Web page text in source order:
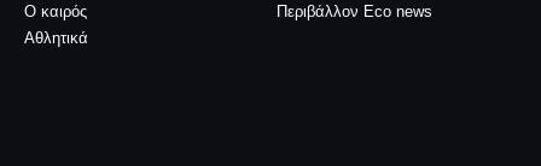
Ο καιρός
Περιβάλλον Eco news
Αθλητικά